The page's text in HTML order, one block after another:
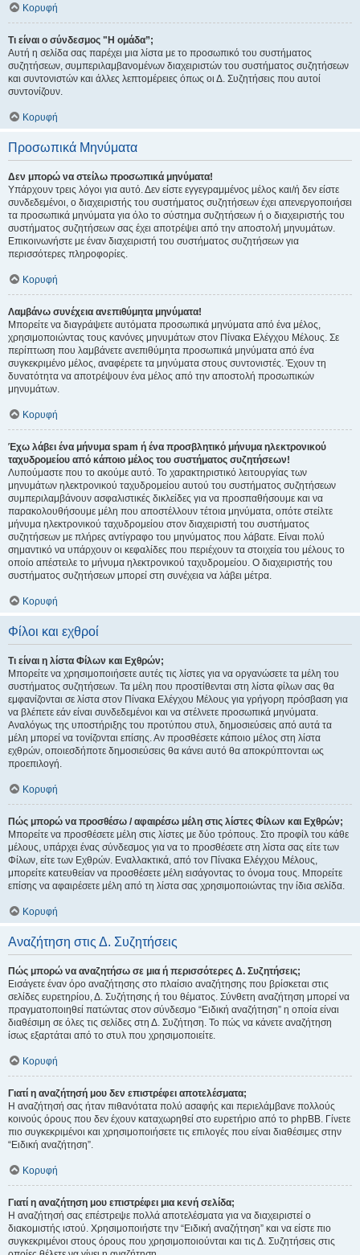
Κορυφή
Τι είναι ο σύνδεσμος "Η ομάδα”;
Αυτή η σελίδα σας παρέχει μια λίστα με το προσωπικό του συστήματος
συζητήσεων, συμπεριλαμβανομένων διαχειριστών του συστήματος συζητήσεων
και συντονιστών και άλλες λεπτομέρειες όπως οι Δ. Συζητήσεις που αυτοί
συντονίζουν.
Κορυφή
Προσωπικά Μηνύματα
Δεν μπορώ να στείλω προσωπικά μηνύματα!
Υπάρχουν τρεις λόγοι για αυτό. Δεν είστε εγγεγραμμένος μέλος και/ή δεν είστε
συνδεδεμένοι, ο διαχειριστής του συστήματος συζητήσεων έχει απενεργοποιήσει
τα προσωπικά μηνύματα για όλο το σύστημα συζητήσεων ή ο διαχειριστής του
συστήματος συζητήσεων σας έχει αποτρέψει από την αποστολή μηνυμάτων.
Επικοινωνήστε με έναν διαχειριστή του συστήματος συζητήσεων για
περισσότερες πληροφορίες.
Κορυφή
Λαμβάνω συνέχεια ανεπιθύμητα μηνύματα!
Μπορείτε να διαγράψετε αυτόματα προσωπικά μηνύματα από ένα μέλος,
χρησιμοποιώντας τους κανόνες μηνυμάτων στον Πίνακα Ελέγχου Μέλους. Σε
περίπτωση που λαμβάνετε ανεπιθύμητα προσωπικά μηνύματα από ένα
συγκεκριμένο μέλος, αναφέρετε τα μηνύματα στους συντονιστές. Έχουν τη
δυνατότητα να αποτρέψουν ένα μέλος από την αποστολή προσωπικών
μηνυμάτων.
Κορυφή
Έχω λάβει ένα μήνυμα spam ή ένα προσβλητικό μήνυμα ηλεκτρονικού
ταχυδρομείου από κάποιο μέλος του συστήματος συζητήσεων!
Λυπούμαστε που το ακούμε αυτό. Το χαρακτηριστικό λειτουργίας των
μηνυμάτων ηλεκτρονικού ταχυδρομείου αυτού του συστήματος συζητήσεων
συμπεριλαμβάνουν ασφαλιστικές δικλείδες για να προσπαθήσουμε και να
παρακολουθήσουμε μέλη που αποστέλλουν τέτοια μηνύματα, οπότε στείλτε
μήνυμα ηλεκτρονικού ταχυδρομείου στον διαχειριστή του συστήματος
συζητήσεων με πλήρες αντίγραφο του μηνύματος που λάβατε. Είναι πολύ
σημαντικό να υπάρχουν οι κεφαλίδες που περιέχουν τα στοιχεία του μέλους το
οποίο απέστειλε το μήνυμα ηλεκτρονικού ταχυδρομείου. Ο διαχειριστής του
συστήματος συζητήσεων μπορεί στη συνέχεια να λάβει μέτρα.
Κορυφή
Φίλοι και εχθροί
Τι είναι η λίστα Φίλων και Εχθρών;
Μπορείτε να χρησιμοποιήσετε αυτές τις λίστες για να οργανώσετε τα μέλη του
συστήματος συζητήσεων. Τα μέλη που προστίθενται στη λίστα φίλων σας θα
εμφανίζονται σε λίστα στον Πίνακα Ελέγχου Μέλους για γρήγορη πρόσβαση για
να βλέπετε εάν είναι συνδεδεμένοι και να στέλνετε προσωπικά μηνύματα.
Αναλόγως της υποστήριξης του προτύπου στυλ, δημοσιεύσεις από αυτά τα
μέλη μπορεί να τονίζονται επίσης. Αν προσθέσετε κάποιο μέλος στη λίστα
εχθρών, οποιεσδήποτε δημοσιεύσεις θα κάνει αυτό θα αποκρύπτονται ως
προεπιλογή.
Κορυφή
Πώς μπορώ να προσθέσω / αφαιρέσω μέλη στις λίστες Φίλων και Εχθρών;
Μπορείτε να προσθέσετε μέλη στις λίστες με δύο τρόπους. Στο προφίλ του κάθε
μέλους, υπάρχει ένας σύνδεσμος για να το προσθέσετε στη λίστα σας είτε των
Φίλων, είτε των Εχθρών. Εναλλακτικά, από τον Πίνακα Ελέγχου Μέλους,
μπορείτε κατευθείαν να προσθέσετε μέλη εισάγοντας το όνομα τους. Μπορείτε
επίσης να αφαιρέσετε μέλη από τη λίστα σας χρησιμοποιώντας την ίδια σελίδα.
Κορυφή
Αναζήτηση στις Δ. Συζητήσεις
Πώς μπορώ να αναζητήσω σε μια ή περισσότερες Δ. Συζητήσεις;
Εισάγετε έναν όρο αναζήτησης στο πλαίσιο αναζήτησης που βρίσκεται στις
σελίδες ευρετηρίου, Δ. Συζήτησης ή του θέματος. Σύνθετη αναζήτηση μπορεί να
πραγματοποιηθεί πατώντας στον σύνδεσμο “Ειδική αναζήτηση” η οποία είναι
διαθέσιμη σε όλες τις σελίδες στη Δ. Συζήτηση. Το πώς να κάνετε αναζήτηση
ίσως εξαρτάται από το στυλ που χρησιμοποιείτε.
Κορυφή
Γιατί η αναζήτησή μου δεν επιστρέφει αποτελέσματα;
Η αναζήτησή σας ήταν πιθανότατα πολύ ασαφής και περιελάμβανε πολλούς
κοινούς όρους που δεν έχουν καταχωρηθεί στο ευρετήριο από το phpBB. Γίνετε
πιο συγκεκριμένοι και χρησιμοποιήσετε τις επιλογές που είναι διαθέσιμες στην
“Ειδική αναζήτηση”.
Κορυφή
Γιατί η αναζήτηση μου επιστρέφει μια κενή σελίδα;
Η αναζήτησή σας επέστρεψε πολλά αποτελέσματα για να διαχειριστεί ο
διακομιστής ιστού. Χρησιμοποιήστε την “Ειδική αναζήτηση” και να είστε πιο
συγκεκριμένοι στους όρους που χρησιμοποιούνται και τις Δ. Συζητήσεις στις